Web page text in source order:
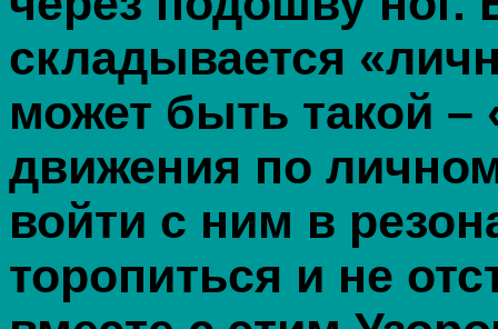
складывается
может быть такой
движения по
войти с ним в
торопиться и не